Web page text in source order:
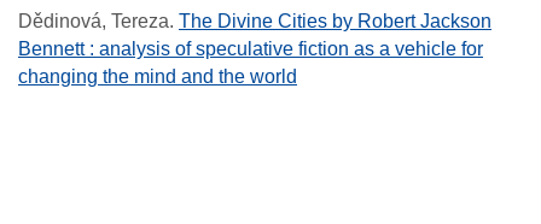
Dědinová, Tereza. The Divine Cities by Robert Jackson
Bennett : analysis of speculative fiction as a vehicle for
changing the mind and the world